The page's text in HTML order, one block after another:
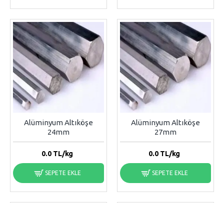
Alüminyum Altıköşe
24mm
0.0TL/kg
SEPETE EKLE
Alüminyum Altıköşe
27mm
0.0TL/kg
SEPETE EKLE